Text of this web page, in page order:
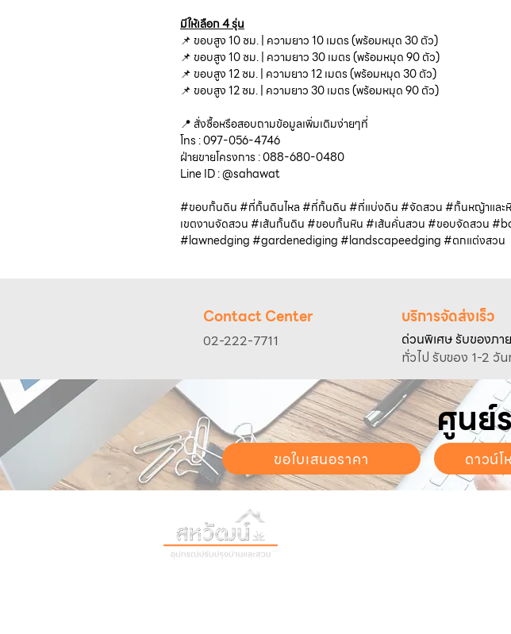
มีให้เลือก 4 รุ่น
📌 ขอบสูง 10 ซม. | ความยาว 10 เมตร (พร้อมหมุด 30 ตัว)
📌 ขอบสูง 10 ซม. | ความยาว 30 เมตร (พร้อมหมุด 90 ตัว)
📌 ขอบสูง 12 ซม. | ความยาว 12 เมตร (พร้อมหมุด 30 ตัว)
📌 ขอบสูง 12 ซม. | ความยาว 30 เมตร (พร้อมหมุด 90 ตัว)
📍 สั่งซื้อหรือสอบถามข้อมูลเพิ่มเติมง่ายๆที่
โทร : 097-056-4746
ฝ่ายขายโครงการ : 088-680-0480
Line ID : @sahawat
#ขอบกั้นดิน #ที่กั้นดินไหล #ที่กั้นดิน #ที่แบ่งดิน #จัดสวน #กั้นหญ้าและ
เขตงานจัดสวน #เส้นกั้นดิน #ขอบกั้นหิน #เส้นคั่นสวน #ขอบจัดสวน
#lawnedging #gardenediging #landscapeedging #ตกแต่งสวน
Contact Center
02-222-7711
บริการจัดส่งเร็ว
ด่วนพิเศษ รับของภา
ทั่วไป รับของ 1-2 วัน
ศูนย์
ขอใบเสนอราคา ดาวน์